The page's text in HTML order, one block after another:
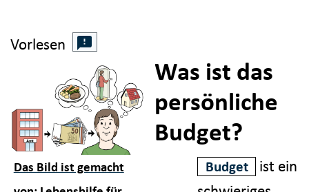
Vorlesen
Das Bild ist gemacht
Was ist das
persönliche
Budget?
Budget
ist ein